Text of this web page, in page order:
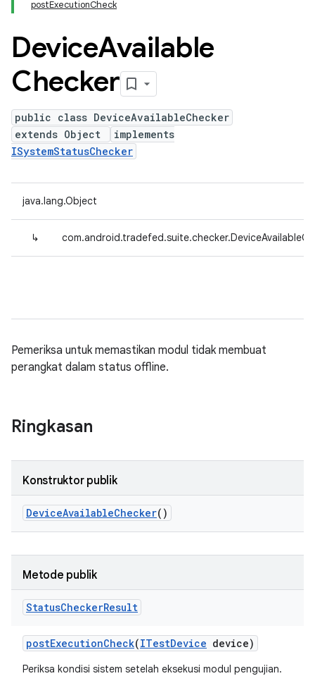
postExecutionCheck
DeviceAvailable
Checker
public class DeviceAvailableChecker
extends Object
implements
ISystemStatusChecker
java.lang.Object
↳
Pemeriksa untuk memastikan modul tidak membuat
perangkat dalam status offline.
Ringkasan
Konstruktor publik
DeviceAvailableChecker()
Metode publik
StatusCheckerResult
postExecutionCheck(ITestDevice device)
Periksa kondisi sistem setelah eksekusi modul pengujian.